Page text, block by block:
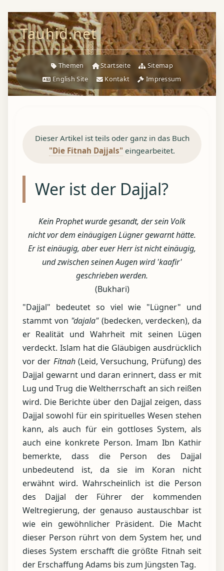
Tauhid.net
Themen Startseite
Sitemap
English Site
Kontakt Impressum
Dieser Artikel ist teils oder ganz in das Buch
"Die Fitnah Dajjals" eingearbeitet.
Wer ist der Dajjal?
Kein Prophet wurde gesandt, der sein Volk
nicht vor dem einäugigen Lügner gewarnt hätte.
Er ist einäugig, aber euer Herr ist nicht einäugig,
und zwischen seinen Augen wird 'kaafir'
geschrieben werden.
(Bukhari)
"Dajjal" bedeutet so viel wie "Lügner" und
stammt von "dajala"(bedecken, verdecken), da
er Realität und Wahrheit mit seinen Lügen
verdeckt. Islam hat die Gläubigen ausdrücklich
vor der Fitnah(Leid, Versuchung, Prüfung) des
Dajjal gewarnt und daran erinnert, dass er mit
Lug und Trug die Weltherrschaft an sich reißen
wird. Die Berichte über den Dajjal zeigen, dass
Dajjal sowohl für ein spirituelles Wesen stehen
kann, als auch für ein gottloses System, als
auch eine konkrete Person. Imam Ibn Kathir
bemerkte, dass die Person des Dajjal
unbedeutend ist, da sie im Koran nicht
erwähnt wird. Wahrscheinlich ist die Person
des Dajjal der Führer der kommenden
Weltregierung, der genauso austauschbar ist
wie ein gewöhnlicher Präsident. Die Macht
dieser Person rührt von dem System her, und
dieses System erschafft die größte Fitnah seit
der Erschaffung Adams bis zum Jüngsten Tag.